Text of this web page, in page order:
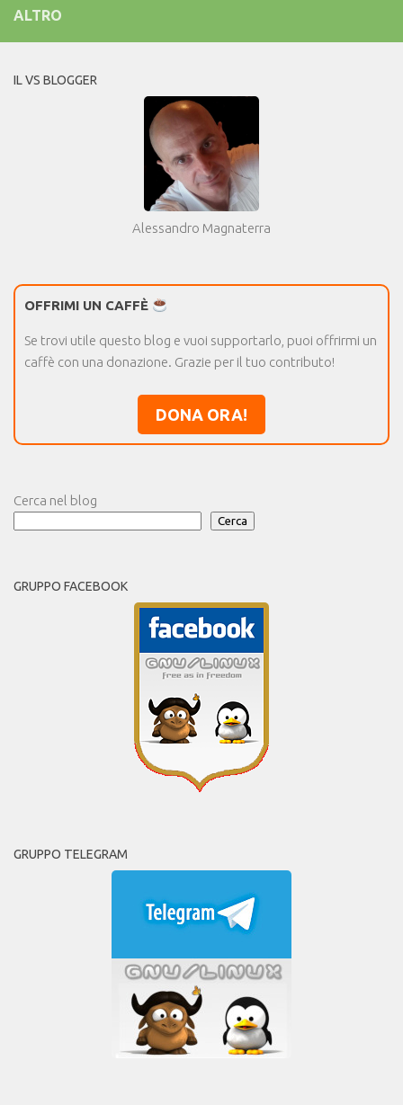
ALTRO
IL VS BLOGGER
Alessandro Magnaterra
OFFRIMI UN CAFFÈ
Se trovi utile questo blog e vuoi supportarlo, puoi offrirmi un
caffè con una donazione. Grazie per il tuo contributo!
DONA ORA!
Cerca nel blog
Cerca
GRUPPO FACEBOOK
GRUPPO TELEGRAM